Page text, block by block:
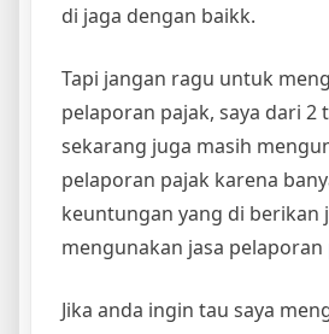
di jaga dengan baikk.
Tapi jangan ragu untuk
pelaporan pajak, saya dari 2
sekarang juga masih
pelaporan pajak karena
keuntungan yang di berikan
mengunakan jasa pelaporan
Jika anda ingin tau saya